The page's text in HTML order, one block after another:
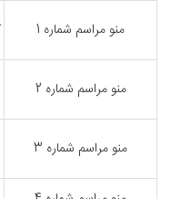
منو مراسم شماره 1
منو مراسم شماره 2
منو مراسم شماره 3